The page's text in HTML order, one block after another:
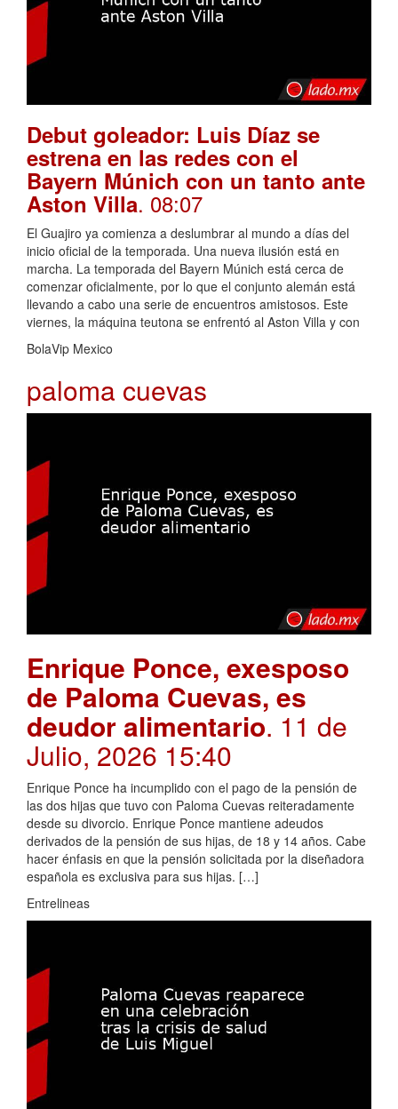
Debut goleador: Luis Díaz se
estrena en las redes con el
Bayern Múnich con un tanto ante
Aston Villa. 08:07
El Guajiro ya comienza a deslumbrar al mundo a días del
inicio oficial de la temporada. Una nueva ilusión está en
marcha. La temporada del Bayern Múnich está cerca de
comenzar oficialmente, por lo que el conjunto alemán está
llevando a cabo una serie de encuentros amistosos. Este
viernes, la máquina teutona se enfrentó al Aston Villa y con
BolaVip Mexico
paloma cuevas
Enrique Ponce, exesposo
de Paloma Cuevas, es
deudor alimentario. 11 de
Julio, 2026 15:40
Enrique Ponce ha incumplido con el pago de la pensión de
las dos hijas que tuvo con Paloma Cuevas reiteradamente
desde su divorcio. Enrique Ponce mantiene adeudos
derivados de la pensión de sus hijas, de 18 y 14 años. Cabe
hacer énfasis en que la pensión solicitada por la diseñadora
española es exclusiva para sus hijas. […]
Entrelineas